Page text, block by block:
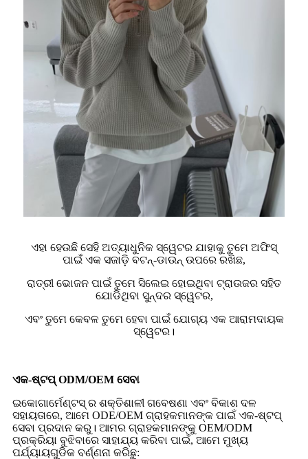
ଏହା ହେଉଛି ସେହି ଅତ୍ୟାଧୁନିକ ସ୍ୱେଟର ଯାହାକୁ ତୁମେ ଅଫିସ୍
ପାଇଁ ଏକ ସଜାଡ଼ି ବଟନ୍-ଡାଉନ୍ ଉପରେ ରଖିଛ,
ରାତ୍ରୀ ଭୋଜନ ପାଇଁ ତୁମେ ସିଲେଇ ହୋଇଥିବା ଟ୍ରାଉଜର ସହିତ
ଯୋଡିଥିବା ସୁନ୍ଦର ସ୍ୱେଟର,
ଏବଂ ତୁମେ କେବଳ ତୁମେ ହେବା ପାଇଁ ଯୋଗ୍ୟ ଏକ ଆରାମଦାୟକ
ସ୍ୱେଟର।
ଏକ-ଷ୍ଟପ୍ ODM/OEM ସେବା
ଇକୋଗାର୍ମେଣ୍ଟସ୍ ର ଶକ୍ତିଶାଳୀ ଗବେଷଣା ଏବଂ ବିକାଶ ଦଳ
ସହାୟତାରେ, ଆମେ ODE/OEM ଗ୍ରାହକମାନଙ୍କ ପାଇଁ ଏକ-ଷ୍ଟପ୍
ସେବା ପ୍ରଦାନ କରୁ। ଆମର ଗ୍ରାହକମାନଙ୍କୁ OEM/ODM
ପ୍ରକ୍ରିୟା ବୁଝିବାରେ ସାହାଯ୍ୟ କରିବା ପାଇଁ, ଆମେ ମୁଖ୍ୟ
ପର୍ଯ୍ୟାୟଗୁଡିକ ବର୍ଣ୍ଣନା କରିଛୁ: